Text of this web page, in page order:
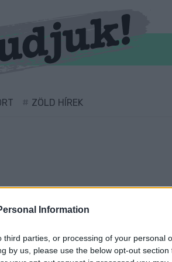
Information
parties, or processing of your personal
by us, please use the below opt-out section
ZÖLD HÍREK